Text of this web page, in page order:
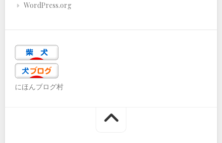
WordPress.org
にほんブログ村